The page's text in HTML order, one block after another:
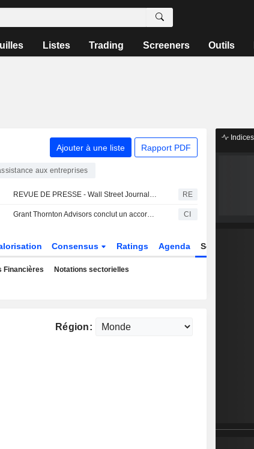
Listes Trading Screeners Outils
Ajouter à une liste Rapport PDF
aux entreprises
REVUE DE PRESSE - Wall Street Journal - 30 juillet RE
Grant Thornton Advisors conclut un accord définitif pour l'acquisition de CBIZ CI
Consensus Ratings Agenda Secteur
Financières Notations sectorielles
Région:
Indices